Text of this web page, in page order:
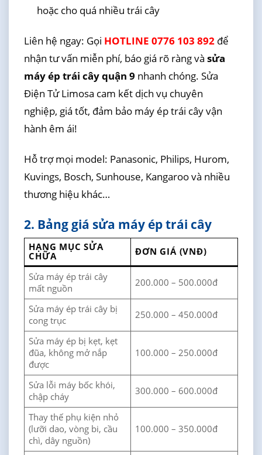
hoặc cho quá nhiều trái cây
Liên hệ ngay: Gọi HOTLINE 0776 103 892để
nhận tư vấn miễn phí, báo giá rõ ràng và sửa
máy ép trái cây quận 9 nhanh chóng. Sửa
Điện Tử Limosa cam kết dịch vụ chuyên
nghiệp, giá tốt, đảm bảo máy ép trái cây vận
hành êm ái!
Hỗ trợ mọi model: Panasonic, Philips, Hurom,
Kuvings, Bosch, Sunhouse, Kangaroo và nhiều
thương hiệu khác…
2. Bảng giá sửa máy ép trái cây
HẠNG MỤC SỬA
CHỮA ĐƠN GIÁ (VNĐ)
Sửa máy ép trái cây
mất nguồn
200.000 – 500.000đ
Sửa máy ép trái cây bị
cong trục
250.000 – 450.000đ
Sửa máy ép bị kẹt, kẹt
đũa, không mở nắp
được
100.000 – 250.000đ
Sửa lỗi máy bốc khói,
chập cháy
300.000 – 600.000đ
Thay thế phụ kiện nhỏ
(lưỡi dao, vòng bi, cầu
chì, dây nguồn)
100.000 – 350.000đ